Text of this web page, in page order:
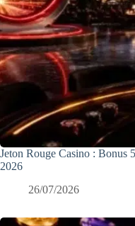
Jeton Rouge Casino : Bonus
2026
26/07/2026